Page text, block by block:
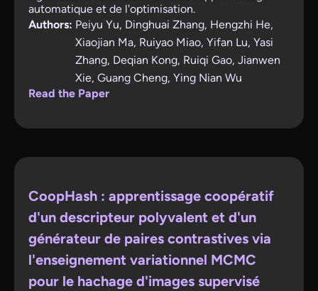
automatique et de l'optimisation.
Authors: Peiyu Yu, Dinghuai Zhang, Hengzhi He,
Xiaojian Ma, Ruiyao Miao, Yifan Lu, Yasi
Zhang, Deqian Kong, Ruiqi Gao, Jianwen
Xie, Guang Cheng, Ying Nian Wu
Read the Paper
CoopHash : apprentissage coopératif
d'un descripteur polyvalent et d'un
générateur de paires contrastives via
l'enseignement variationnel MCMC
pour le hachage d'images supervisé